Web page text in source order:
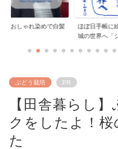
「おしゃれ染めで白髪
ほぼ日手帳に
城の世界へ「
ぶどう栽培 PR
【田舎暮らし
クをしたよ！
た